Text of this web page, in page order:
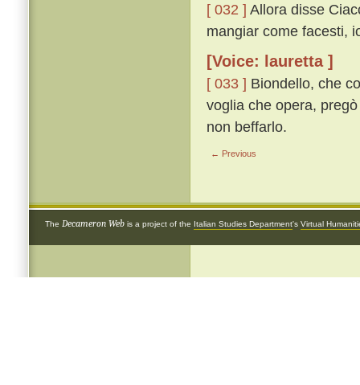
[ 032 ] Allora disse
mangiar come facesti,
[Voice: lauretta ]
[ 033 ] Biondello, che
voglia che opera,
non beffarlo.
← Previous
The Decameron Web is a project of the Italian Studies Department's Virtual